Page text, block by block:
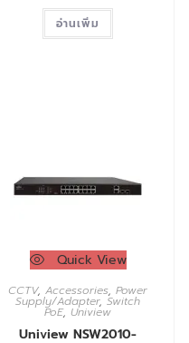
อ่านเพิ่ม
Quick View
CCTV,Accessories,Power
Supply/Adapter,Switch
PoE, Uniview
Uniview NSW2010-